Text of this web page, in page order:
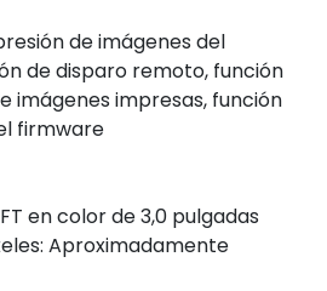
de imágenes del
de disparo remoto, función
imágenes impresas, función
firmware
en color de 3,0 pulgadas
Aproximadamente